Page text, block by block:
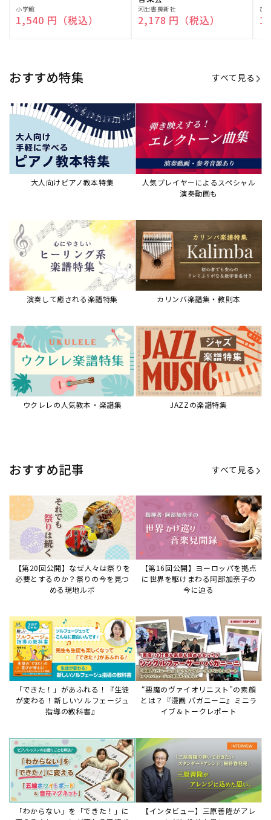
JAZZの楽譜特集
おすすめ記事 すべて見る
【第20回公開】なぜ人々は祭りを
必要とするのか？祭りの今を見つ
める現地ルポ
【第16回公開】ヨーロッパを拠点
に世界を駆けまわる阿部加奈子の
今に迫る
「できた！」があふれる！『生徒
指導の教科書』
イブ＆トークレポート
ード活用術
サイトからのお知らせ
2026年8月6日
8月6日障害発生のお知らせ